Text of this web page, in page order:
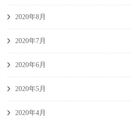
2020年8月
2020年7月
2020年6月
2020年5月
2020年4月